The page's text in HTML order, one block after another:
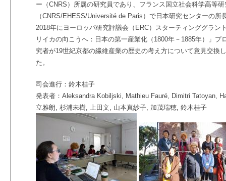
ー（CNRS）所属の研究員であり、フランス国立社会科学高等
（CNRS/EHESS/Université de Paris）で日本研究センターの
2018年にヨーロッパ研究評議会（ERC）スターティンググラ
リイカの向こうへ：日本の第一産業化（1800年－1885年）」
究者が19世紀京都の繊維産業の歴史の考え方について意見交換
た。
司会進行：鈴木桂子
発表者：Aleksandra Kobiljski, Mathieu Fauré, Dimitri Tatoyan,
立雅朗, 杉浦未樹, 上田文, 山本真紗子, 加茂瑞穂, 鈴木桂子